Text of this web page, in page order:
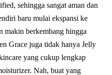
sehingga sangat aman dan
baru mulai ekspansi ke
makin berkembang hingga
Grace juga tidak hanya Jelly
yang cukup lengkap
Nah, buat yang